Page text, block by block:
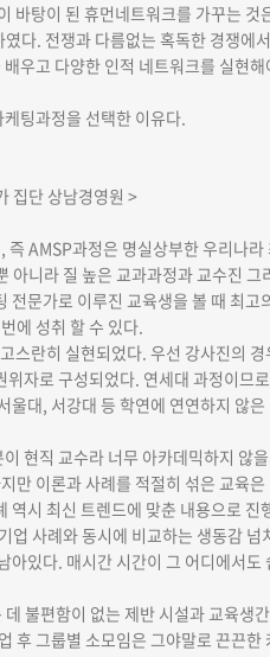
바탕이 된 휴먼네트워크를 가꾸는 것
다. 전쟁과 다름없는 혹독한 경쟁에서
우고 다양한 인적 네트워크를 실현해
팅과정을 선택한 이유다.
집단 상남경영원 >
즉 AMSP과정은 명실상부한 우리나라
아니라 질 높은 교과과정과 교수진 그
전문가로 이루진 교육생을 볼 때 최고
에 성취 할 수 있다.
스란히 실현되었다. 우선 강사진의 경
자로 구성되었다. 연세대 과정이므로
울대, 서강대 등 학연에 연연하지 않은
현직 교수라 너무 아카데믹하지 않
만 이론과 사례를 적절히 섞은 교육은
역시 최신 트렌드에 맞춘 내용으로 진
업 사례와 동시에 비교하는 생동감 넘
아있다. 매시간 시간이 그 어디에서도
불편함이 없는 제반 시설과 교육생간
후 그룹별 소모임은 그야말로 끈끈한